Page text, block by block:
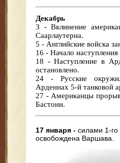
Декабрь
3 - Вклинение
Саарлаутерна.
5 - Английские войска
16 - Начало
18 - Наступление в
остановлено.
24 - Русские
Арденнах 5-й танковой
27 - Американцы
Бастони.
17 января - силами 1-
освобождена Варшава.